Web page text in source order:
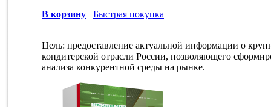
В корзину
Быстрая покупка
Цель: предоставление актуальной информации о
кондитерской отрасли России, позволяющего
анализа конкурентной среды на рынке.